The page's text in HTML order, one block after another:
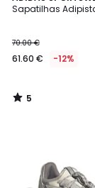
Sapatilhas
70.00 €
61.60 € -12%
/
Cores
5
/